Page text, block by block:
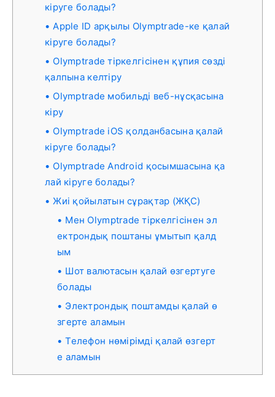
кіруге болады?
Apple ID арқылы Olymptrade-ке қалай
кіруге болады?
Olymptrade тіркелгісінен құпия сөзді
қалпына келтіру
Olymptrade мобильді веб-нұсқасына
кіру
Olymptrade iOS қолданбасына қалай
кіруге болады?
Olymptrade Android қосымшасына қа
лай кіруге болады?
Жиі қойылатын сұрақтар (ЖҚС)
Мен Olymptrade тіркелгісінен эл
ектрондық поштаны ұмытып қалд
ым
Шот валютасын қалай өзгертуге
болады
Электрондық поштамды қалай ө
згерте аламын
Телефон нөмірімді қалай өзгерт
е аламын